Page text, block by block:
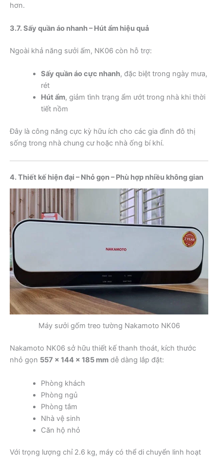
hơn.
3.7. Sấy quần áo nhanh – Hút ẩm hiệu quả
Ngoài khả năng sưởi ấm, NK06 còn hỗ trợ:
Sấy quần áo cực nhanh, đặc biệt trong ngày mưa,
rét
Hút ẩm, giảm tình trạng ẩm ướt trong nhà khi thời
tiết nồm
Đây là công năng cực kỳ hữu ích cho các gia đình đô thị
sống trong nhà chung cư hoặc nhà ống bí khí.
4. Thiết kế hiện đại – Nhỏ gọn – Phù hợp nhiều không gian
Máy sưởi gốm treo tường Nakamoto NK06
Nakamoto NK06 sở hữu thiết kế thanh thoát, kích thước
nhỏ gọn 557 × 144 × 185 mm dễ dàng lắp đặt:
Phòng khách
Phòng ngủ
Phòng tắm
Nhà vệ sinh
Căn hộ nhỏ
Với trọng lượng chỉ 2.6 kg, máy có thể di chuyển linh hoạt